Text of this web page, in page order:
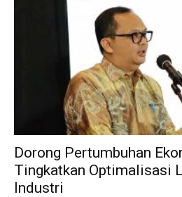
Dorong Pertumbuhan
Tingkatkan Optimalisasi
Industri